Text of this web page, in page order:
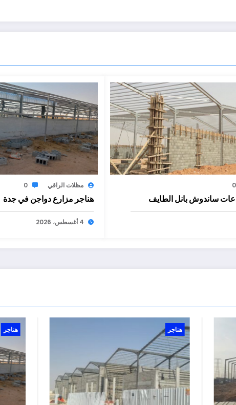
0
ساندوش بانل الطايف
مظلات الراقي 0
هناجر مزارع دواجن في جدة
4 أغسطس، 2026